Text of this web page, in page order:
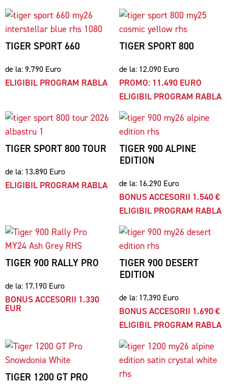
TIGER SPORT 660
de la: 9.790 Euro
ELIGIBIL PROGRAM RABLA
TIGER SPORT 800
de la: 12.090 Euro
PROMO: 11.490 EURO
ELIGIBIL PROGRAM RABLA
TIGER SPORT 800 TOUR
de la: 13.890 Euro
ELIGIBIL PROGRAM RABLA
TIGER 900 ALPINE
EDITION
de la: 16.290 Euro
BONUS ACCESORII 1.540 €
ELIGIBIL PROGRAM RABLA
TIGER 900 RALLY PRO
de la: 17.190 Euro
BONUS ACCESORII 1.330
EUR
TIGER 900 DESERT
EDITION
de la: 17.390 Euro
BONUS ACCESORII 1.690 €
ELIGIBIL PROGRAM RABLA
TIGER 1200 GT PRO